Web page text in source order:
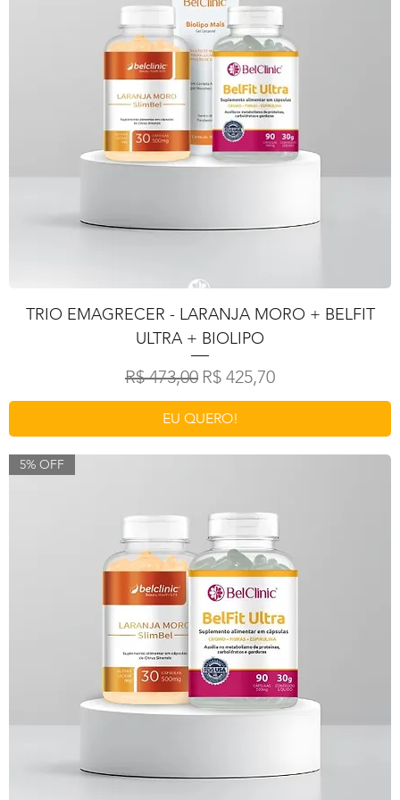
TRIO EMAGRECER - LARANJA MORO + BELFIT
ULTRA + BIOLIPO
Preço normal
R$ 473,00 Preço promocional
R$ 425,70
EU QUERO!
5% OFF